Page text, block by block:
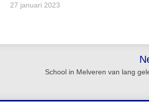
27 januari 2023
School in Melveren van lang